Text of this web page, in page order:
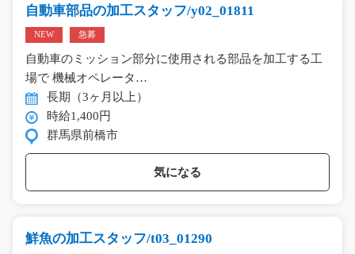
自動車部品の加工スタッフ/y02_01811
NEW 急募
自動車のミッション部分に使用される部品を加工する工
場で 機械オペレータ…
長期（3ヶ月以上）
時給1,400円
群馬県前橋市
気になる
鮮魚の加工スタッフ/t03_01290